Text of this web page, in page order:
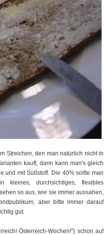
Streichen, den man natürlich nicht in
kauft, dann kann man's gleich
und mit Süßstoff. Die 40% sollte man
durchsichtiges, flexibles
so aus, wie sie immer aussahen,
aber bitte immer darauf
gut.
Österreich-Wochen!") schon auf